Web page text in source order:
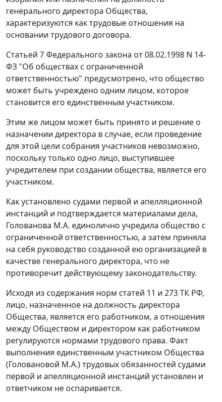
генерального директора Общества,
характеризуются как трудовые отношения на
основании трудового договора.
Статьей 7Федерального закона от 08.02.1998 N 14-
ФЗ "Об обществах с ограниченной
ответственностью" предусмотрено, что общество
может быть учреждено одним лицом, которое
становится его единственным участником.
Этим же лицом может быть принято и решение о
назначении директора в случае, если проведение
для этой цели собрания участников невозможно,
поскольку только одно лицо, выступившее
учредителем при создании общества, является его
участником.
Как установлено судами первой и апелляционной
инстанций и подтверждается материалами дела,
Голованова М.А. единолично учредила общество с
ограниченной ответственностью, а затем приняла
на себя руководство созданной ею организацией в
качестве генерального директора, что не
противоречит действующему законодательству.
Исходя из содержания норм статей 11 и 273ТК РФ,
лицо, назначенное на должность директора
Общества, является его работником, а отношения
между Обществом и директором как работником
регулируются нормами трудового права. Факт
выполнения единственным участником Общества
(Головановой М.А.) трудовых обязанностей судами
первой и апелляционной инстанций установлен и
ответчиком не оспаривается.